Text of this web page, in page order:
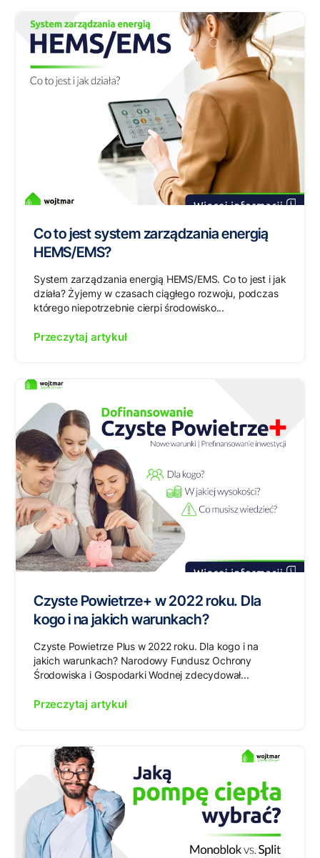
Co to jest system zarządzania energią
HEMS/EMS?
System zarządzania energią HEMS/EMS. Co to jest i jak
działa? Żyjemy w czasach ciągłego rozwoju, podczas
którego niepotrzebnie cierpi środowisko...
Przeczytaj artykuł
Czyste Powietrze+ w 2022 roku. Dla
kogo i na jakich warunkach?
Czyste Powietrze Plus w 2022 roku. Dla kogo i na
jakich warunkach? Narodowy Fundusz Ochrony
Środowiska i Gospodarki Wodnej zdecydował...
Przeczytaj artykuł